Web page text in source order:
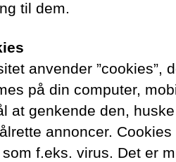
til dem.
anvender ”cookies”,
på din computer,
at genkende den,
annoncer.
f.eks. virus. Det er